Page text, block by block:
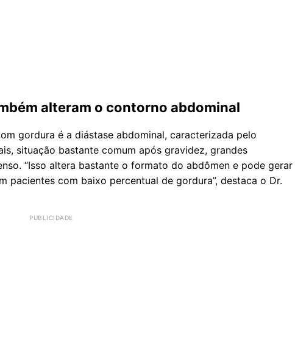
alteram o contorno abdominal
gordura é a diástase abdominal, caracterizada pelo
situação bastante comum após gravidez, grandes
“Isso altera bastante o formato do abdômen e pode gerar
pacientes com baixo percentual de gordura”, destaca o Dr.